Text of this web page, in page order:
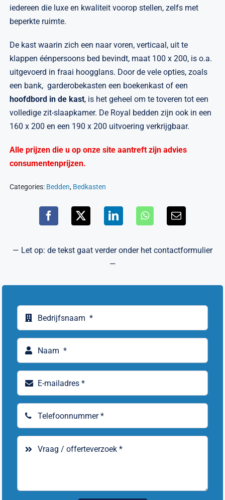
iedereen die luxe en kwaliteit voorop stellen, zelfs met
beperkte ruimte.
De kast waarin zich een naar voren, verticaal, uit te
klappen éénpersoons bed bevindt, maat 100 x 200, is o.a.
uitgevoerd in fraai hoogglans. Door de vele opties, zoals
een bank, garderobekasten een boekenkast of een
hoofdbord in de kast, is het geheel om te toveren tot een
volledige zit-slaapkamer. De Royal bedden zijn ook in een
160 x 200 en een 190 x 200 uitvoering verkrijgbaar.
Alle prijzen die u op onze site aantreft zijn advies
consumentenprijzen.
Categories: Bedden, Bedkasten
— Let op: de tekst gaat verder onder het contactformulier
—